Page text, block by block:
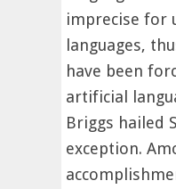
imprecise for
languages,
have been
artificial
Briggs hailed
exception.